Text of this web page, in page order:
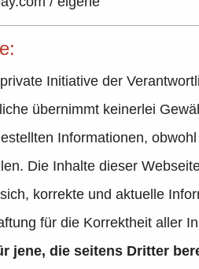
Initiative der
übernimmt keinerlei
Informationen,
Die Inhalte dieser
korrekte und aktuelle
für die Korrektheit aller
jene, die seitens Dritter